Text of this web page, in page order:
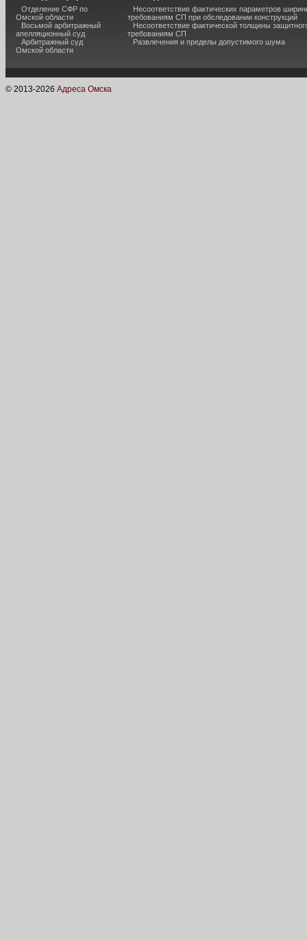
Отделение СФР по
Омской области
Восьмой арбитражный
апелляционный суд
Арбитражный суд
Омской области
Несоответствие фактических параметров
требованиям СП при обследовании конструкций
Несоответствие фактической толщины
требованиям СП
Развлечения и пределы допустимого шума
© 2013-2026 Адреса Омска